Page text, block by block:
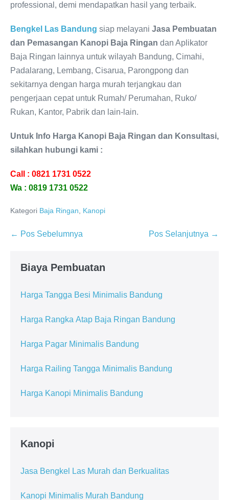
professional, demi mendapatkan hasil yang terbaik.
Bengkel Las Bandung siap melayani Jasa Pembuatan
dan Pemasangan Kanopi Baja Ringan dan Aplikator
Baja Ringan lainnya untuk wilayah Bandung, Cimahi,
Padalarang, Lembang, Cisarua, Parongpong dan
sekitarnya dengan harga murah terjangkau dan
pengerjaan cepat untuk Rumah/ Perumahan, Ruko/
Rukan, Kantor, Pabrik dan lain-lain.
Untuk Info Harga Kanopi Baja Ringan dan Konsultasi,
silahkan hubungi kami :
Call : 0821 1731 0522
Wa : 0819 1731 0522
Kategori Baja Ringan Kanopi
Navigasi
← Pos Sebelumnya Pos Selanjutnya →
Biaya Pembuatan
Harga Tangga Besi Minimalis Bandung
Harga Rangka Atap Baja Ringan Bandung
Harga Pagar Minimalis Bandung
Harga Railing Tangga Minimalis Bandung
Harga Kanopi Minimalis Bandung
Kanopi
Jasa Bengkel Las Murah dan Berkualitas
Kanopi Minimalis Murah Bandung